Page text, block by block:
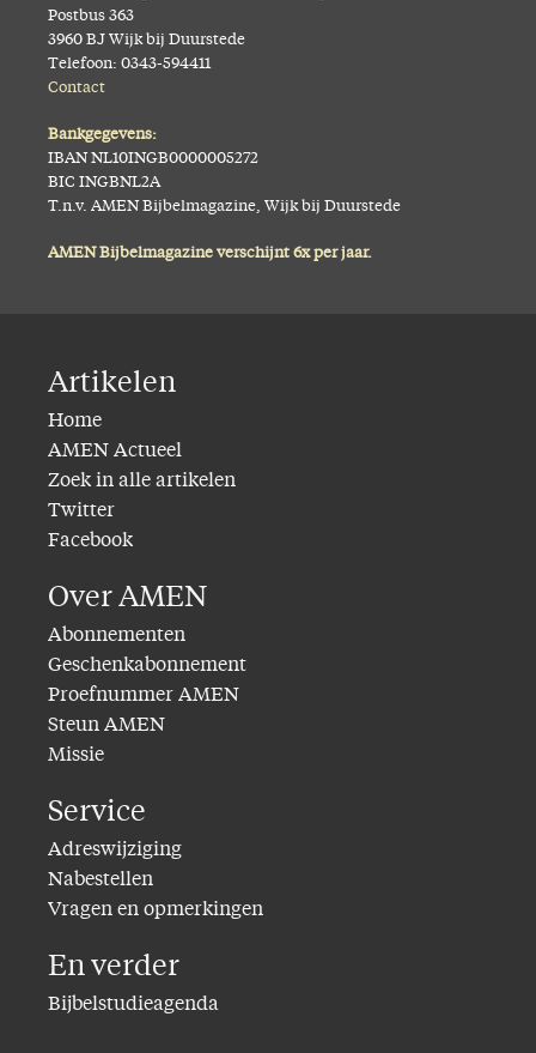
Postbus 363
3960 BJ Wijk bij Duurstede
Telefoon: 0343-594411
Contact
Bankgegevens:
IBAN NL10INGB0000005272
BIC INGBNL2A
T.n.v. AMEN Bijbelmagazine, Wijk bij Duurstede
AMEN Bijbelmagazine verschijnt 6x per jaar.
Artikelen
Home
AMEN Actueel
Zoek in alle artikelen
Twitter
Facebook
Over AMEN
Abonnementen
Geschenkabonnement
Proefnummer AMEN
Steun AMEN
Missie
Service
Adreswijziging
Nabestellen
Vragen en opmerkingen
En verder
Bijbelstudieagenda